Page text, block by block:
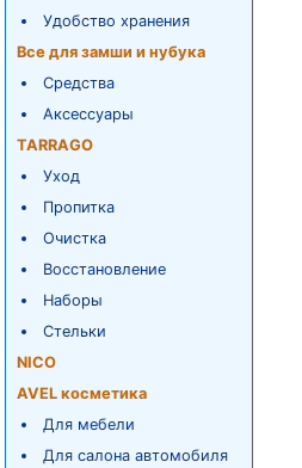
Удобство хранения
Все для замши и нубука
Средства
Аксессуары
TARRAGO
Уход
Пропитка
Очистка
Восстановление
Наборы
Стельки
NICO
AVEL косметика
Для мебели
Для салона автомобиля